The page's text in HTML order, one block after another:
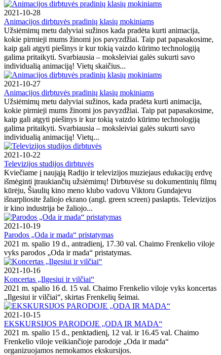
2021-10-28
Animacijos dirbtuvės pradinių klasių mokiniams
Užsiėmimų metu dalyviai sužinos kada pradėta kurti animacija,
kokie pirmieji mums žinomi jos pavyzdžiai. Taip pat papasakosime,
kaip gali atgyti piešinys ir kur tokią vaizdo kūrimo technologiją
galima pritaikyti. Svarbiausia – moksleiviai galės sukurti savo
individualią animaciją! Vietų skaičius...
2021-10-27
Animacijos dirbtuvės pradinių klasių mokiniams
Užsiėmimų metu dalyviai sužinos, kada pradėta kurti animacija,
kokie pirmieji mums žinomi jos pavyzdžiai. Taip pat papasakosime,
kaip gali atgyti piešinys ir kur tokią vaizdo kūrimo technologiją
galima pritaikyti. Svarbiausia – moksleiviai galės sukurti savo
individualią animaciją! Vietų...
2021-10-22
Televizijos studijos dirbtuvės
Kviečiame į naująją Radijo ir televizijos muziejaus edukacijų erdvę
išmėginti įtraukiančių užsiėmimų! Dirbtuvėse su dokumentinių filmų
kūrėju, Šiaulių kino meno klubo vadovu Viktoru Gundajevu
išnarpliosite žaliojo ekrano (angl. green screen) paslaptis. Televizijos
ir kino industrija be žaliojo...
2021-10-19
Parodos „Oda ir mada“ pristatymas
2021 m. spalio 19 d., antradienį, 17.30 val. Chaimo Frenkelio viloje
vyks parodos „Oda ir mada“ pristatymas.
2021-10-16
Koncertas „Ilgesiui ir vilčiai“
2021 m. spalio 16 d. 15 val. Chaimo Frenkelio viloje vyks koncertas
„Ilgesiui ir vilčiai“, skirtas Frenkelių šeimai.
2021-10-15
EKSKURSIJOS PARODOJE „ODA IR MADA“
2021 m. spalio 15 d., penktadienį, 12 val. ir 16.45 val. Chaimo
Frenkelio viloje veikiančioje parodoje „Oda ir mada“
organizuojamos nemokamos ekskursijos.